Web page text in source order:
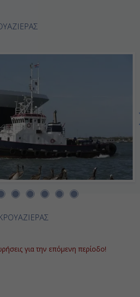
-
Ημέρα 8η
Κανάβεραλ - Ορλάντο, Η.Π.Α.
για την επόμενη περίοδο!